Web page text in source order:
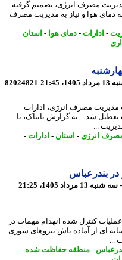
مصرف انرژی، تصمیم گرفته
هوا و نیاز به مدیریت مصرف
ادارات - دمای هوا-استان
82024821
مصرف انرژی، ادارات
14 مردادماه تعطیل شد. - به گزارش تابناک، با
...
انرژی-استان-ادارات -
کنترل شده انهدام مهمات در
های رسانه ای از آماده باش نیروهای سوری
-منطقه حفاظت شده-